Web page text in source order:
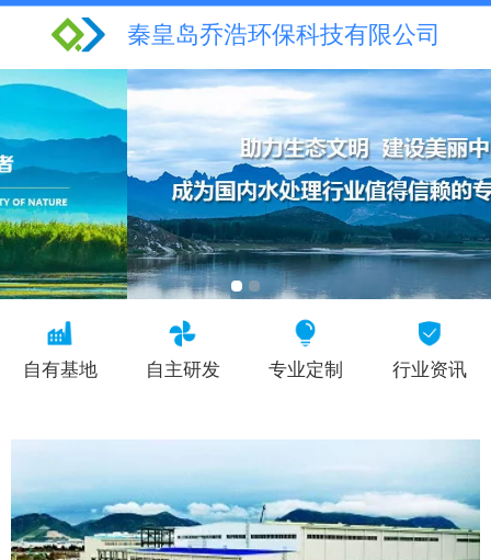
秦皇岛乔浩环保科技有限公司
自有基地 自主研发 专业定制 行业资讯